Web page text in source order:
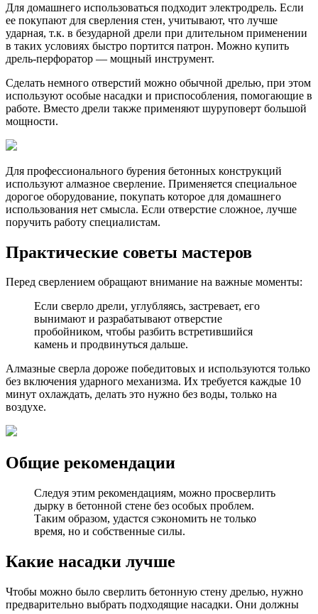
Для домашнего использоваться подходит электродрель. Если
ее покупают для сверления стен, учитывают, что лучше
ударная, т.к. в безударной дрели при длительном применении
в таких условиях быстро портится патрон. Можно купить
дрель-перфоратор — мощный инструмент.
Сделать немного отверстий можно обычной дрелью, при этом
используют особые насадки и приспособления, помогающие в
работе. Вместо дрели также применяют шуруповерт большой
мощности.
Для профессионального бурения бетонных конструкций
используют алмазное сверление. Применяется специальное
дорогое оборудование, покупать которое для домашнего
использования нет смысла. Если отверстие сложное, лучше
поручить работу специалистам.
Практические советы мастеров
Перед сверлением обращают внимание на важные моменты:
Если сверло дрели, углубляясь, застревает, его
вынимают и разрабатывают отверстие
пробойником, чтобы разбить встретившийся
камень и продвинуться дальше.
Алмазные сверла дороже победитовых и используются только
без включения ударного механизма. Их требуется каждые 10
минут охлаждать, делать это нужно без воды, только на
воздухе.
Общие рекомендации
Следуя этим рекомендациям, можно просверлить
дырку в бетонной стене без особых проблем.
Таким образом, удастся сэкономить не только
время, но и собственные силы.
Какие насадки лучше
Чтобы можно было сверлить бетонную стену дрелью, нужно
предварительно выбрать подходящие насадки. Они должны